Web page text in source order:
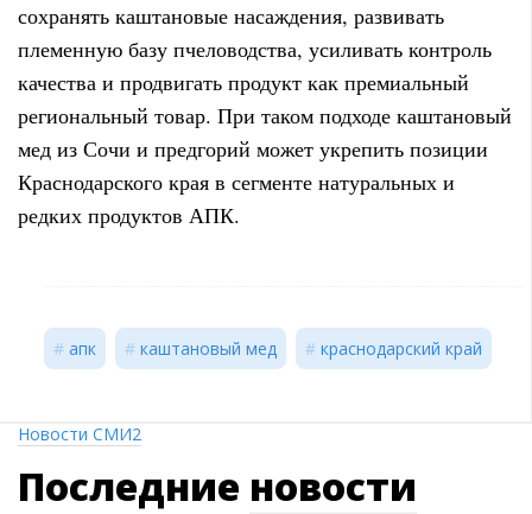
сохранять каштановые насаждения, развивать
племенную базу пчеловодства, усиливать контроль
качества и продвигать продукт как премиальный
региональный товар. При таком подходе каштановый
мед из Сочи и предгорий может укрепить позиции
Краснодарского края в сегменте натуральных и
редких продуктов АПК.
апк каштановый мед краснодарский край
Новости СМИ2
Последние новости